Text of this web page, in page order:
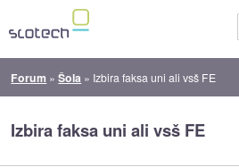
Forum »Šola » Izbira faksa uni ali vsš FE
Izbira faksa uni ali vsš FE